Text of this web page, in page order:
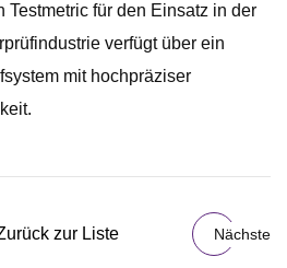
Testmetric für den Einsatz in der
verfügt über ein
mit hochpräziser
zur Liste Nächste